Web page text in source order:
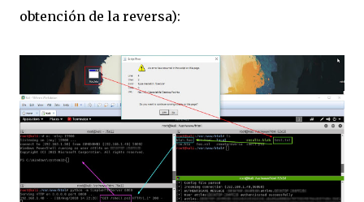
obtención de la reversa):